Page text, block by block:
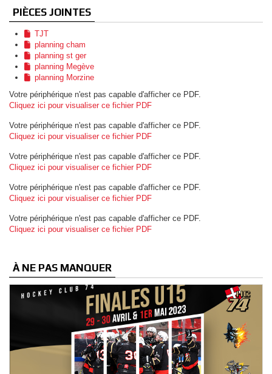
PIÈCES JOINTES
TJT
planning cham
planning st ger
planning Megève
planning Morzine
Votre périphérique n'est pas capable d'afficher ce PDF.
Cliquez ici pour visualiser ce fichier PDF
Votre périphérique n'est pas capable d'afficher ce PDF.
Cliquez ici pour visualiser ce fichier PDF
Votre périphérique n'est pas capable d'afficher ce PDF.
Cliquez ici pour visualiser ce fichier PDF
Votre périphérique n'est pas capable d'afficher ce PDF.
Cliquez ici pour visualiser ce fichier PDF
Votre périphérique n'est pas capable d'afficher ce PDF.
Cliquez ici pour visualiser ce fichier PDF
À NE PAS MANQUER